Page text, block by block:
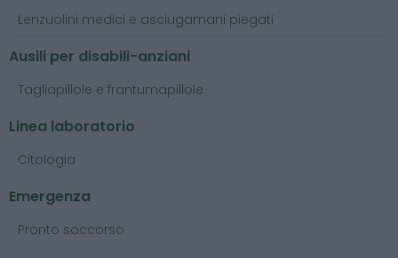
Lenzuolini medici e asciugamani piegati
Ausili per disabili-anziani
Tagliapillole e frantumapillole
Linea laboratorio
Citologia
Emergenza
Pronto soccorso